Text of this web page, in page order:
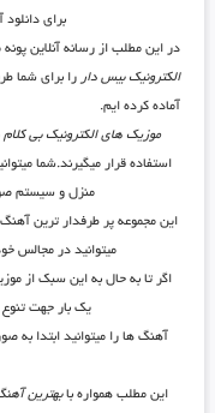
برای
در این مطلب از رسانه آنلاین
الکترونیک بیس دار را برای شما
آماده کرده ایم.
موزیک های الکترونیک بی کلام
استفاده قرار میگیرند.شما
منزل و سیستم
این مجموعه پر طرفدار ترین
میتوانید در مجالس
اگر تا به حال به این سبک از
یک بار جهت تنوع
آهنگ ها را میتوانید ابتدا
این مطلب همواره بابهترین